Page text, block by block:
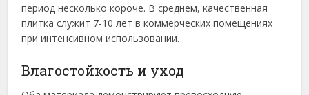
период несколько короче. В среднем, качественная
плитка служит 7-10 лет в коммерческих помещениях
при интенсивном использовании.
Влагостойкость и уход